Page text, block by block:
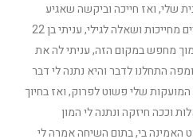
שלי, ואז חייכה וביקשה שאגיע
איתה לצד, הסתכלה עליי עם עיניים מחייכות ושאלה לגילי, עניתי בן 22
מחפש במקום הזה, עניתי לה את
התחלנו לדבר והיא נתנה לי דבר
שלי פשוט לפרוק, ואז בחיוך
וככה חיזקה ונתנה לי המון
האמינה בי, בתום השיחה אמרה לי